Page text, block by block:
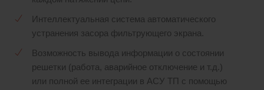
Интеллектуальная система автоматического
устранения засора фильтрующего экрана.
Возможность вывода информации о состоянии
решетки (работа, аварийное отключение и т.д.)
или полной ее интеграции в АСУ ТП с помощью